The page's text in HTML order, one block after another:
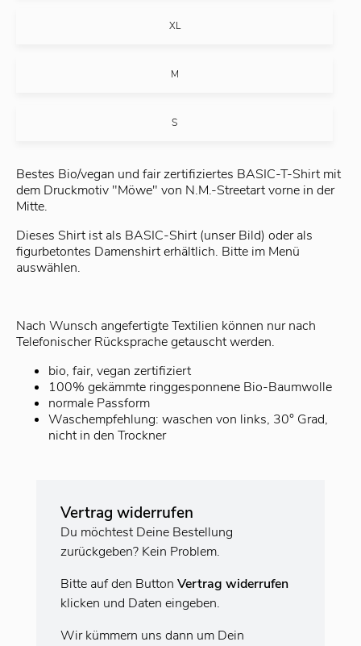
XL
M
S
Bestes Bio/vegan und fair zertifiziertes BASIC-T-Shirt mit
dem Druckmotiv "Möwe" von N.M.-Streetart vorne in der
Mitte.
Dieses Shirt ist als BASIC-Shirt (unser Bild) oder als
figurbetontes Damenshirt erhältlich. Bitte im Menü
auswählen.
Nach Wunsch angefertigte Textilien können nur nach
Telefonischer Rücksprache getauscht werden.
bio, fair, vegan zertifiziert
100% gekämmte ringgesponnene Bio-Baumwolle
normale Passform
Waschempfehlung: waschen von links, 30° Grad,
nicht in den Trockner
Vertrag widerrufen
Du möchtest Deine Bestellung
zurückgeben? Kein Problem.
Bitte auf den Button Vertrag widerrufen
klicken und Daten eingeben.
Wir kümmern uns dann um Dein